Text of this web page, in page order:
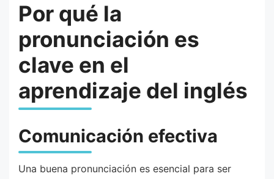
Por qué la
pronunciación es
clave en el
aprendizaje del inglés
Comunicación efectiva
Una buena pronunciación es esencial para ser